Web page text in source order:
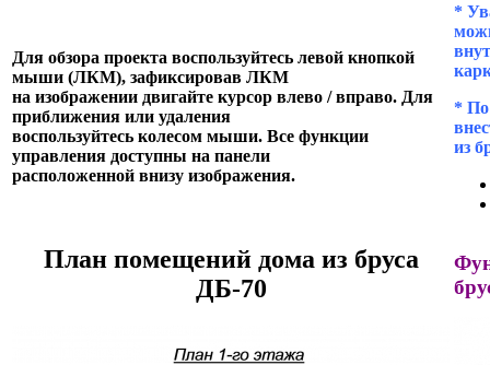
Для обзора проекта воспользуйтесь левой кнопкой
мыши (ЛКМ), зафиксировав ЛКМ
на изображении двигайте курсор влево / вправо. Для
приближения или удаления
воспользуйтесь колесом мыши. Все функции
управления доступны на панели
расположенной внизу изображения.
План помещений дома из бруса
ДБ-70
*
*
из